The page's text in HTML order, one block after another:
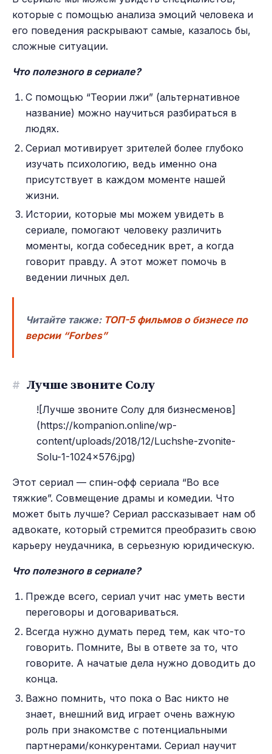
которые с помощью анализа эмоций человека и
его поведения раскрывают самые, казалось бы,
сложные ситуации.
Что полезного в сериале?
С помощью “Теории лжи” (альтернативное
название) можно научиться разбираться в
людях.
Сериал мотивирует зрителей более глубоко
изучать психологию, ведь именно она
присутствует в каждом моменте нашей
жизни.
Истории, которые мы можем увидеть в
сериале, помогают человеку различить
моменты, когда собеседник врет, а когда
говорит правду. А этот может помочь в
ведении личных дел.
Читайте также: ТОП-5 фильмов о бизнесе по
версии “Forbes”
# Лучше звоните Солу
![Лучше звоните Солу для бизнесменов]
(https://kompanion.online/wp-
content/uploads/2018/12/Luchshe-zvonite-
Solu-1-1024x576.jpg)
Этот сериал — спин-офф сериала “Во все
тяжкие”. Совмещение драмы и комедии. Что
может быть лучше? Сериал рассказывает нам об
адвокате, который стремится преобразить свою
карьеру неудачника, в серьезную юридическую.
Что полезного в сериале?
Прежде всего, сериал учит нас уметь вести
переговоры и договариваться.
Всегда нужно думать перед тем, как что-то
говорить. Помните, Вы в ответе за то, что
говорите. А начатые дела нужно доводить до
конца.
Важно помнить, что пока о Вас никто не
знает, внешний вид играет очень важную
роль при знакомстве с потенциальными
партнерами/конкурентами. Сериал научит